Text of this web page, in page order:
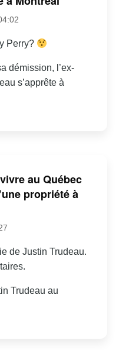
Perry?
démission, l’ex-
s’apprête à
au Québec
propriété à
de Justin Trudeau.
Trudeau au